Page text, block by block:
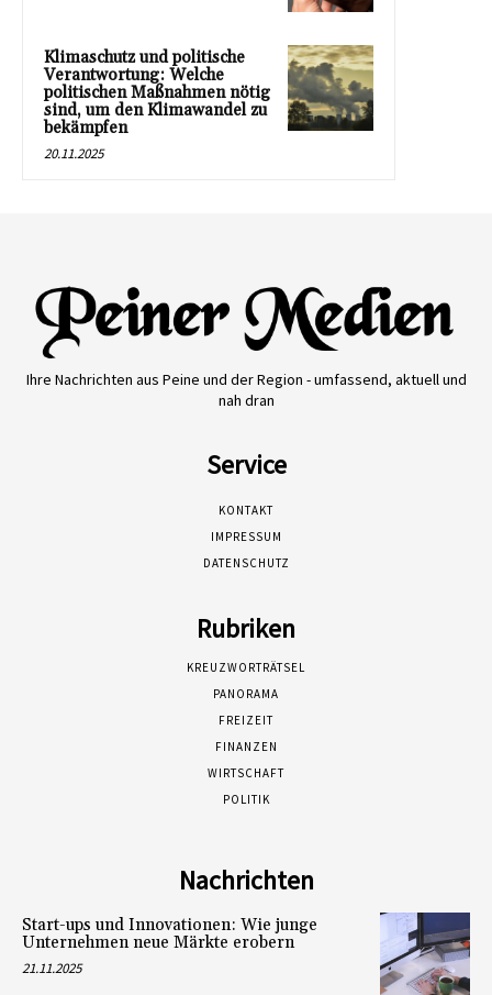
Klimaschutz und politische
Verantwortung: Welche
politischen Maßnahmen nötig
sind, um den Klimawandel zu
bekämpfen
20.11.2025
Ihre Nachrichten aus Peine und der Region - umfassend, aktuell und
nah dran
Service
KONTAKT
IMPRESSUM
DATENSCHUTZ
Rubriken
KREUZWORTRÄTSEL
PANORAMA
FREIZEIT
FINANZEN
WIRTSCHAFT
POLITIK
Nachrichten
Start-ups und Innovationen: Wie junge
Unternehmen neue Märkte erobern
21.11.2025